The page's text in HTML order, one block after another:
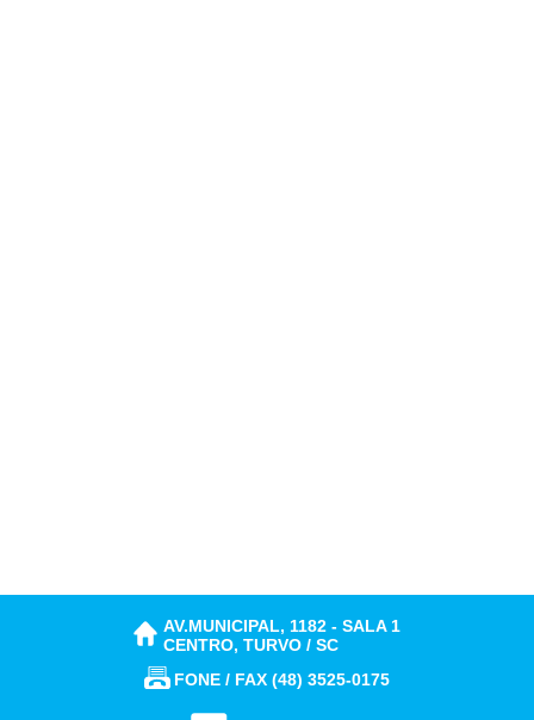
AV.MUNICIPAL, 1182 - SALA 1
CENTRO, TURVO / SC
FONE / FAX (48) 3525-0175